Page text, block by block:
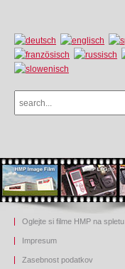
Oglejte si filme HMP na spletu
Impresum
Zasebnost podatkov